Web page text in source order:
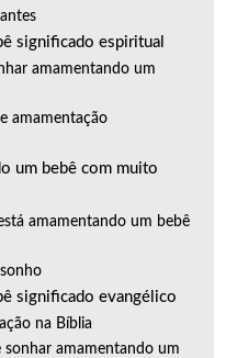
significado espiritual
amamentando um
amamentação
um bebê com muito
amamentando um bebê
significado evangélico
na Bíblia
sonhar amamentando um